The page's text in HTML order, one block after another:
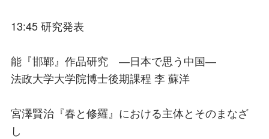
13:45 研究発表
能『邯鄲』作品研究 ―日本で思う中国―
法政大学大学院博士後期課程 李 蘇洋
宮澤賢治『春と修羅』における主体とそのまなざ
し